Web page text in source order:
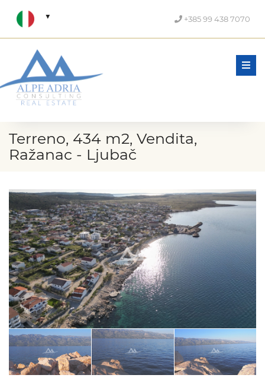
+385 99 438 7070
Terreno, 434 m2, Vendita,
Ražanac - Ljubač